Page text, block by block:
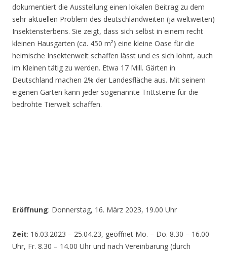
dokumentiert die Ausstellung einen lokalen Beitrag zu dem
sehr aktuellen Problem des deutschlandweiten (ja weltweiten)
Insektensterbens. Sie zeigt, dass sich selbst in einem recht
kleinen Hausgarten (ca. 450 m²) eine kleine Oase für die
heimische Insektenwelt schaffen lässt und es sich lohnt, auch
im Kleinen tätig zu werden. Etwa 17 Mill. Gärten in
Deutschland machen 2% der Landesfläche aus. Mit seinem
eigenen Garten kann jeder sogenannte Trittsteine für die
bedrohte Tierwelt schaffen.
Eröffnung: Donnerstag, 16. März 2023, 19.00 Uhr
Zeit: 16.03.2023 – 25.04.23, geöffnet Mo. – Do. 8.30 – 16.00
Uhr, Fr. 8.30 – 14.00 Uhr und nach Vereinbarung (durch